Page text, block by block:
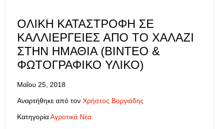
ΟΛΙΚΉ ΚΑΤΑΣΤΡΟΦΉ ΣΕ
ΚΑΛΛΙΈΡΓΕΙΕΣ ΑΠΌ ΤΟ ΧΑΛΆΖΙ
ΣΤΗΝ ΗΜΑΘΊΑ (ΒΊΝΤΕΟ &
ΦΩΤΟΓΡΑΦΙΚΌ ΥΛΙΚΌ)
Μαΐου 25, 2018
Αναρτήθηκε από τον Χρήστος Βοργιάδης
ΚατηγορίαΑγροτικά Νέα